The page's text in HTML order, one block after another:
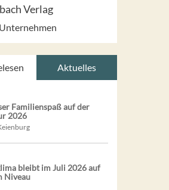
Verlag
Aktuelles
Familienspaß auf der
2026
bleibt im Juli 2026 auf
Niveau